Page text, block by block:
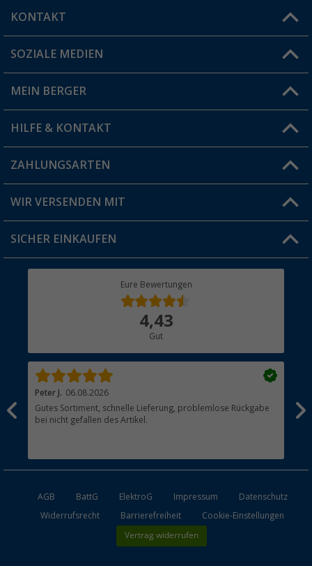
KONTAKT
Du hast eine Frage?
Filiale finden
SOZIALE MEDIEN
MEIN BERGER
Vorteilskarte
Blog
Jobs & Karriere
HILFE & KONTAKT
FAQ & Kontakt
Versandinformationen
Rücksendung
ZAHLUNGSARTEN
WIR VERSENDEN MIT
SICHER EINKAUFEN
Eure Bewertungen
4,43
Gut
Peter J. 06.08.2026
Gutes Sortiment, schnelle Lieferung, problemlose Rückgabe
bei nicht gefallen des Artikel.
AGB BattG ElektroG Impressum
Datenschutz
Widerrufsrecht
Barrierefreiheit Cookie-Einstellungen
Vertrag widerrufen